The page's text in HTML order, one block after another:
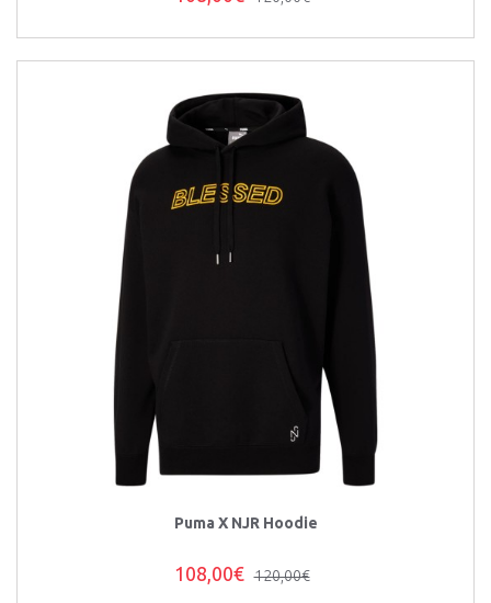
Puma X NJR Hoodie
108,00€ 120,00€